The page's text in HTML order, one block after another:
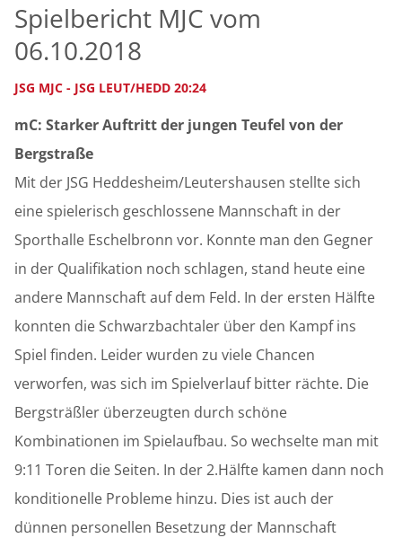
Spielbericht MJC vom
06.10.2018
JSG MJC - JSG LEUT/HEDD 20:24
mC: Starker Auftritt der jungen Teufel von der
Bergstraße
Mit der JSG Heddesheim/Leutershausen stellte sich
eine spielerisch geschlossene Mannschaft in der
Sporthalle Eschelbronn vor. Konnte man den Gegner
in der Qualifikation noch schlagen, stand heute eine
andere Mannschaft auf dem Feld. In der ersten Hälfte
konnten die Schwarzbachtaler über den Kampf ins
Spiel finden. Leider wurden zu viele Chancen
verworfen, was sich im Spielverlauf bitter rächte. Die
Bergsträßler überzeugten durch schöne
Kombinationen im Spielaufbau. So wechselte man mit
9:11 Toren die Seiten. In der 2.Hälfte kamen dann noch
konditionelle Probleme hinzu. Dies ist auch der
dünnen personellen Besetzung der Mannschaft